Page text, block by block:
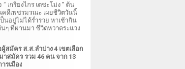
“ เกรียงไกร เตชะโม่ง ” ต้น
คดีเพชรมรณะ เผยชีวิตวันนี้
นอยู่ไม่ได้ร่ำรวย หาเช้ากิน
นๆ ที่ผ่านมา ชีวิตหวาดระแวง
สมัคร ส.ส.ลำปาง 4 เขตเลือก
าสมัคร รวม 46 คน จาก 13
รเมือง